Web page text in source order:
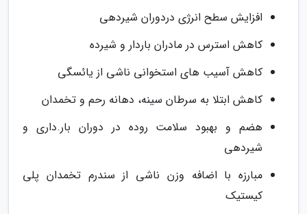
افزایش سطح انرژی دردوران شیردهی
کاهش استرس در مادران باردار و شیرده
کاهش آسیب های استخوانی ناشی از یائسگی
کاهش ابتلا به سرطان سینه، دهانه رحم و تخمدان
هضم و بهبود سلامت روده در دوران بار.داری و
شیردهی
مبارزه با اضافه وزن ناشی از سندرم تخمدان پلی
کیستیک